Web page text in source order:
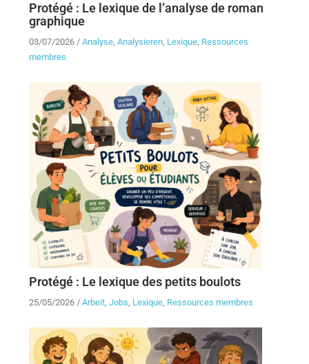
Protégé : Le lexique de l’analyse de roman
graphique
03/07/2026/ Analyse, Analysieren, Lexique, Ressources
membres
Protégé : Le lexique des petits boulots
25/05/2026/ Arbeit, Jobs, Lexique, Ressources membres